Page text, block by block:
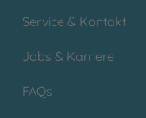
Service & Kontakt
Jobs & Karriere
FAQs